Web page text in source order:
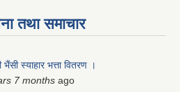
तथा समाचार
भैंसी स्याहार भत्ता वितरण ।
7 months ago